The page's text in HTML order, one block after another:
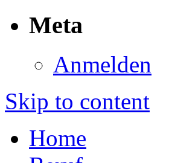
Meta
Anmelden
Skip to content
Home